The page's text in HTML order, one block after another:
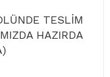
TESLİM
HAZIRDA